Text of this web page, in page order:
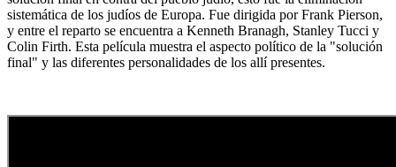
sistemática de los judíos de Europa. Fue dirigida por Frank Pierson,
y entre el reparto se encuentra a Kenneth Branagh, Stanley Tucci y
Colin Firth. Esta película muestra el aspecto político de la "solución
final" y las diferentes personalidades de los allí presentes.